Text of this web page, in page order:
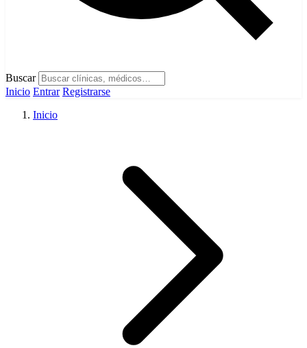
Buscar
Inicio Entrar Registrarse
Inicio